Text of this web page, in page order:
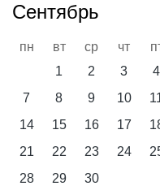
Сентябрь
пн вт ср чт
1
2 3 4
7
8 9 10
14
15 16 17
21
22 23 24
28
29 30